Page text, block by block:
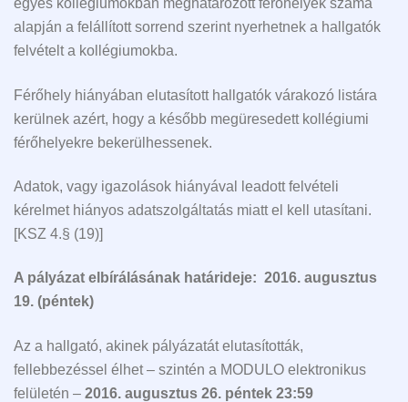
egyes kollégiumokban meghatározott férőhelyek száma
alapján a felállított sorrend szerint nyerhetnek a hallgatók
felvételt a kollégiumokba.
Férőhely hiányában elutasított hallgatók várakozó listára
kerülnek azért, hogy a később megüresedett kollégiumi
férőhelyekre bekerülhessenek.
Adatok, vagy igazolások hiányával leadott felvételi
kérelmet hiányos adatszolgáltatás miatt el kell utasítani.
[KSZ 4.§ (19)]
A pályázat elbírálásának határideje: 2016. augusztus
19. (péntek)
Az a hallgató, akinek pályázatát elutasították,
fellebbezéssel élhet – szintén a MODULO elektronikus
felületén – 2016. augusztus 26. péntek 23:59